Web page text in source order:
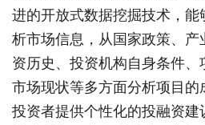
进的开放式数据挖掘技术，
析市场信息，从国家政策、
资历史、投资机构自身条件、
市场现状等多方面分析项目
投资者提供个性化的投融资